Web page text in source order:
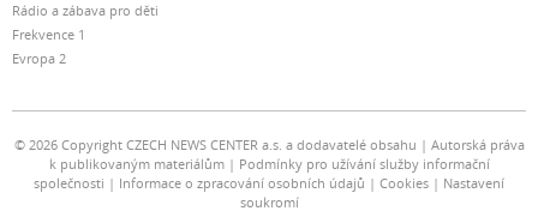
Rádio a zábava pro děti
Frekvence 1
Evropa 2
© 2026 Copyright CZECH NEWS CENTER a.s. a dodavatelé obsahu
Autorská práva
k publikovaným materiálům
Podmínky pro užívání služby informační
společnosti
Informace o zpracování osobních údajů Cookies
Nastavení
soukromí